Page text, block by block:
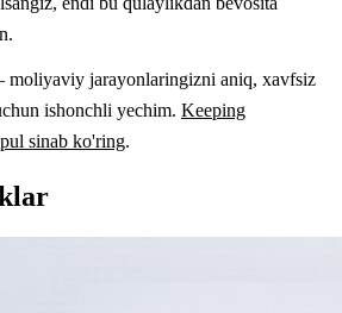
jarayonlaringizni aniq, xavfsiz
ishonchli yechim. Keeping
sinab ko'ring.